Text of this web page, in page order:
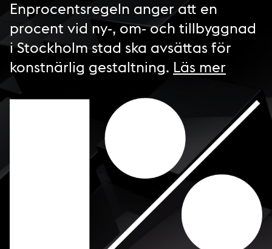
Enprocentsregeln anger att en
procent vid ny-, om- och tillbyggnad
i Stockholm stad ska avsättas för
konstnärlig gestaltning. Läs mer